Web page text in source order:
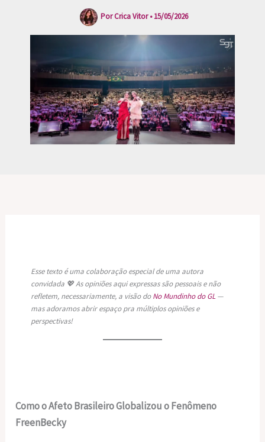
PorCrica Vitor•15/05/2026
Esse texto é uma colaboração especial de uma autora
convidada 💖 As opiniões aqui expressas são pessoais e não
refletem, necessariamente, a visão doNo Mundinho do GL—
mas adoramos abrir espaço pra múltiplos opiniões e
perspectivas!
Como o Afeto Brasileiro Globalizou o Fenômeno
FreenBecky